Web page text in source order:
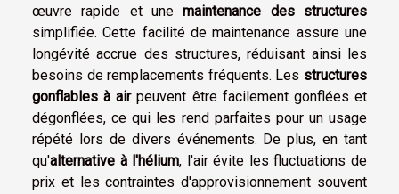
œuvre rapide et unemaintenance des structures
simplifiée. Cette facilité de maintenance assure une
longévité accrue des structures, réduisant ainsi les
besoins de remplacements fréquents. Les structures
gonflables à airpeuvent être facilement gonflées et
dégonflées, ce qui les rend parfaites pour un usage
répété lors de divers événements. De plus, en tant
qu'alternative à l'hélium, l'air évite les fluctuations de
prix et les contraintes d'approvisionnement souvent